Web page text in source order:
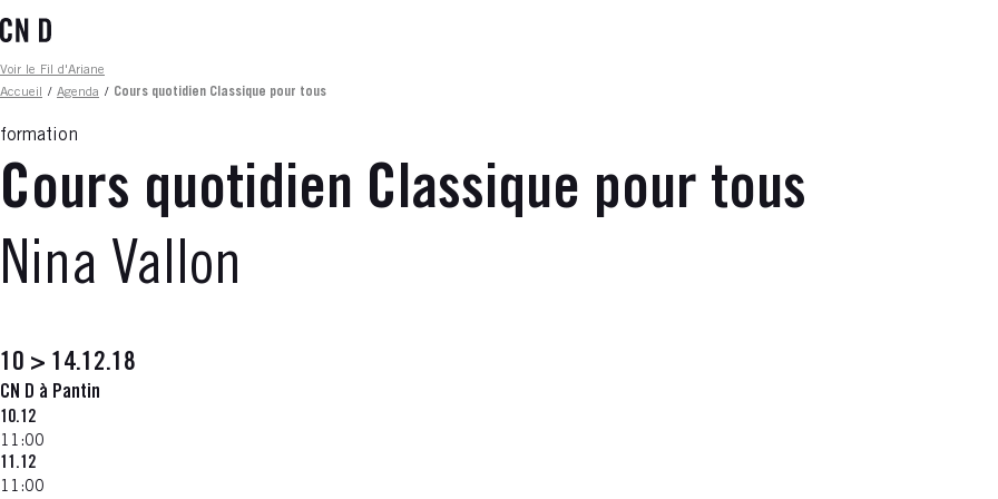
au
principal
Fil d'ariane
Voir le Fil d'Ariane
Accueil
/ Agenda / Cours quotidien Classique pour tous
formation
Cours quotidien Classique pour tous
Nina Vallon
10 > 14.12.18
CN D à Pantin
10.12
11:00
11.12
11:00